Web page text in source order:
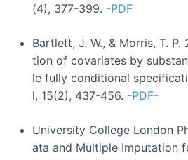
(4), 377-399. -PDF
Bartlett, J. W., & Morris, T.
tion of covariates by
le fully conditional
l, 15(2), 437-456. -PDF-
University College London
ata and Multiple Imputation